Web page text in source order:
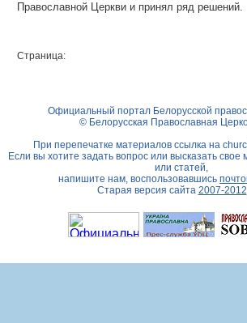
Православной Церкви и принял ряд решений.
Страница:
Официальный портал Белорусской
© Белорусская Православная
При перепечатке материалов ссылка на
Если вы хотите задать вопрос или высказать свое
или статей,
напишите нам, воспользовавшись
Старая версия сайта 2007-2012